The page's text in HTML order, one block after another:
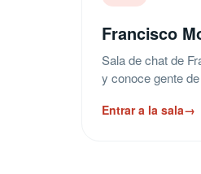
Francisco
Sala de chat de
y conoce gente
Entrar a la sala→